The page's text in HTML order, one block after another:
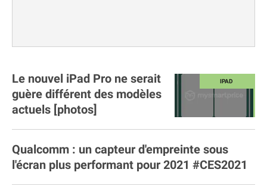
Le nouvel iPad Pro ne serait
guère différent des modèles
actuels [photos]
Qualcomm : un capteur d'empreinte sous
l'écran plus performant pour 2021 #CES2021